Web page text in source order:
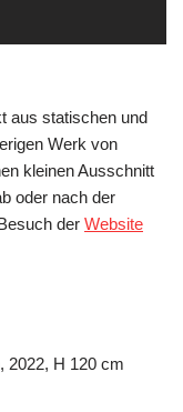
aus statischen und
Werk von
kleinen Ausschnitt
oder nach der
der Website
2022, H 120 cm